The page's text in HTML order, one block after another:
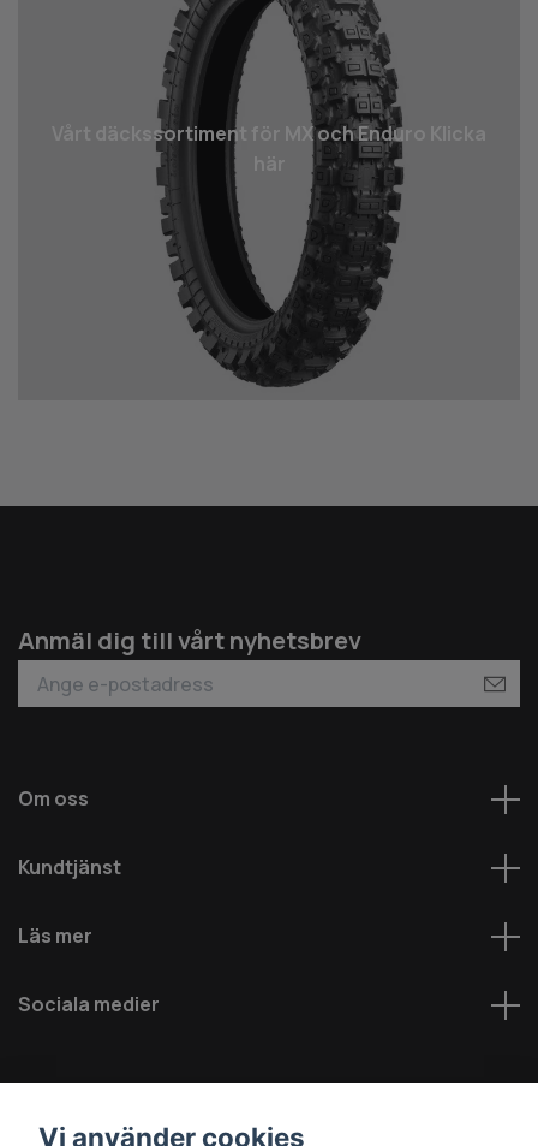
Vårt däcks­sortiment för MX och Enduro Klicka
Anmäl dig till vårt nyhetsbrev
Om oss
Kundtjänst
Läs mer
Sociala medier
Vi använder cookies